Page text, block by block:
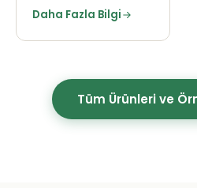
Daha Fazla Bilgi
Tüm Ürünleri ve